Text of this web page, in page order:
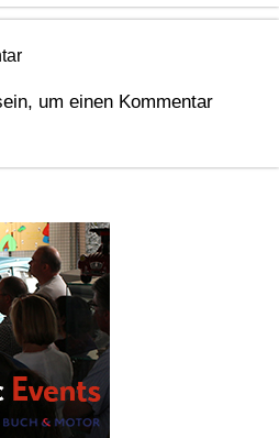
um einen Kommentar